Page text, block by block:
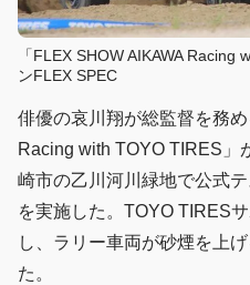
「FLEX SHOW AIKAWA Racing
ンFLEX SPEC
俳優の哀川翔が総監督を務
Racing with TOYO TIRES」
崎市の乙川河川緑地で公式
を実施した。TOYO TIRES
し、ラリー車両が砂煙を上
た。